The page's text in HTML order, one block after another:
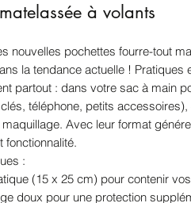
à volants
nouvelles pochettes fourre-tout
la tendance actuelle ! Pratiques
partout : dans votre sac à main
téléphone, petits
Avec leur format
fonctionnalité.
:
(15 x 25 cm) pour contenir
doux pour une protection